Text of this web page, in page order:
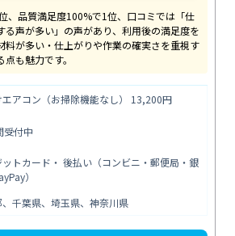
、品質満足度100%で1位、口コミでは「仕
る声が多い」の声があり、利用後の満足度を
料が多い・仕上がりや作業の確実さを重視す
も魅力です。
アコン（お掃除機能なし） 13,200円
受付中
ットカード・ 後払い（コンビニ・郵便局・銀
）
、千葉県、埼玉県、神奈川県